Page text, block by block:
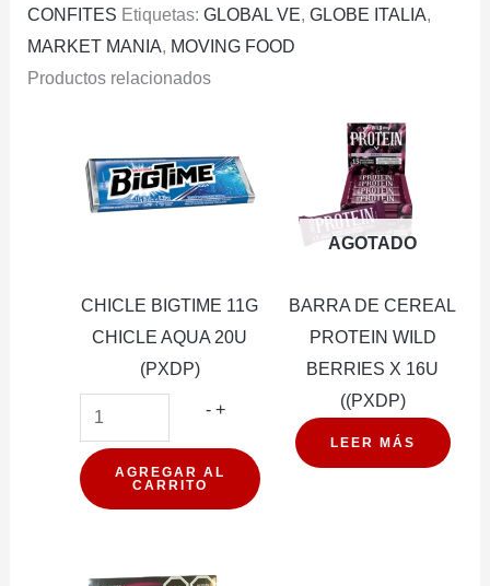
CONFITES Etiquetas: GLOBAL VE, GLOBE ITALIA,
MARKET MANIA, MOVING FOOD
Productos relacionados
CHICLE BIGTIME 11G
CHICLE AQUA 20U
(PXDP)
- CHICLE
11G
CHICLE
+
AGREGAR AL
CARRITO
AGOTADO
BARRA DE CEREAL
PROTEIN WILD
BERRIES X 16U
((PXDP)
LEER MÁS